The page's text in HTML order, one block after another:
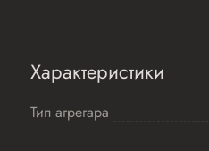
Характеристики
Тип агрегара